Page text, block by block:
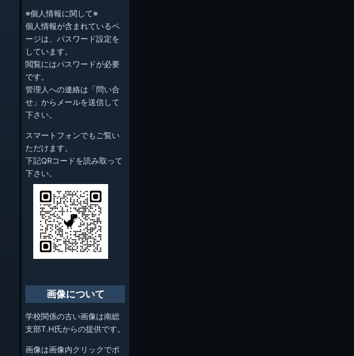
※個人情報に関して※
個人情報が含まれているペ
ージは、パスワード設定を
しています。
閲覧にはパスワードが必要
です。
管理人への連絡は「問い合
せ」からメールを送信して
下さい。
スマートフォンでもご覧い
ただけます。
下記QRコードを読み取って
下さい。
画像について
学校関係の古い画像は南総
支部T.H氏からの提供です。
画像は画像内クリックでポ